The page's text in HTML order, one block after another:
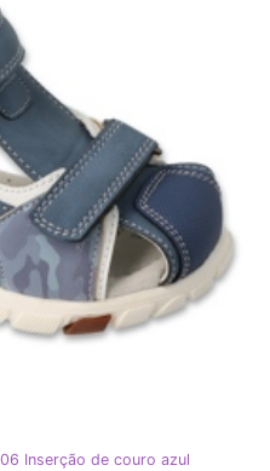
Inserção de couro azul